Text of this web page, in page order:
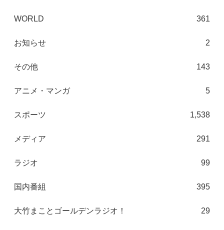
WORLD 361
お知らせ 2
その他 143
アニメ・マンガ 5
スポーツ 1,538
メディア 291
ラジオ 99
国内番組 395
大竹まことゴールデンラジオ！ 29